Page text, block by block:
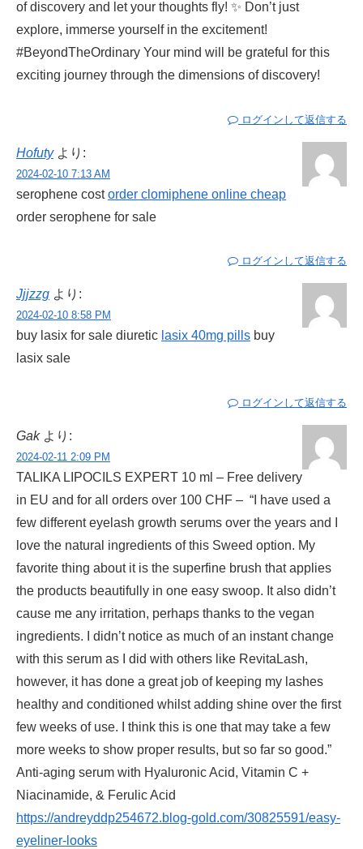
of discovery and let your thoughts fly! ✨ Don’t just
explore, immerse yourself in the excitement!
#BeyondTheOrdinary Your mind will be grateful for this
exciting journey through the dimensions of discovery!
ログインして返信する
Hofuty より:
2024-02-10 7:13 AM
serophene costorder clomiphene online cheap
order serophene for sale
ログインして返信する
Jjjzzg より:
2024-02-10 8:58 PM
buy lasix for sale diuretic lasix 40mg pills buy
lasix sale
ログインして返信する
Gak より:
2024-02-11 2:09 PM
TALIKA LIPOCILS EXPERT 10 ml – Free delivery
in EU and for all orders over 100 CHF – “I have used a
few different eyelash growth serums over the years and I
love the natural ingredients of this Sweed option. My
favorite thing about it is the superfine brush that applies
the products beautifully in one easy swoop. It also didn’t
cause me any irritation, perhaps thanks to the vegan
ingredients. I didn’t notice as much of an instant change
with this serum as I did with others like RevitaLash,
however, it has done a great job of keeping my lashes
healthy and conditioned whilst adding shine over the first
few weeks of use. I think this is one that may take a few
more weeks to show proper results, but so far so good.”
Anti-aging serum with Hyaluronic Acid, Vitamin C +
Niacinamide, & Ferulic Acid
https://andreyddp254672.blog-gold.com/30825591/easy-
eyeliner-looks